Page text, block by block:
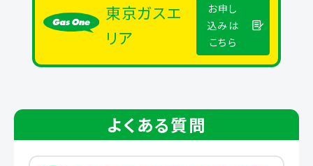
東京ガスエ
リア
お申し
込みは
こちら
よくある質問